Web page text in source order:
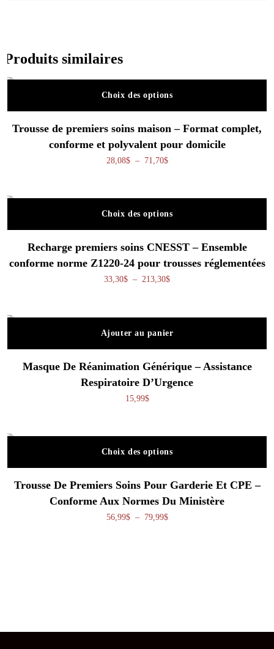
Produits similaires
Choix des options
Trousse de premiers soins maison – Format complet,
conforme et polyvalent pour domicile
28,08$ – 71,70$Plage de prix : 28,08$ à
Choix des options
Recharge premiers soins CNESST – Ensemble
conforme norme Z1220-24 pour trousses réglementées
33,30$ – 213,30$Plage de prix : 33,30$ à
Ajouter au panier
Masque De Réanimation Générique – Assistance
Respiratoire D’Urgence
15,99$
Choix des options
Trousse De Premiers Soins Pour Garderie Et CPE –
Conforme Aux Normes Du Ministère
56,99$ – 79,99$Plage de prix : 56,99$ à